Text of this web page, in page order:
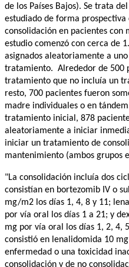
de los Países Bajos). Se trata
estudiado de forma
consolidación en pacientes con
estudio comenzó con cerca de
asignados aleatoriamente a
tratamiento.  Alrededor de 500
tratamiento que no incluía un
resto, 700 pacientes fueron
madre individuales o en
tratamiento inicial, 878
aleatoriamente a iniciar
iniciar un tratamiento de
mantenimiento (ambos grupos
"La consolidación incluía dos
consistían en bortezomib IV o
mg/m2 los días 1, 4, 8 y 11;
por vía oral los días 1 a 21; y
mg por vía oral los días 1, 2, 4,
consistió en lenalidomida 10
enfermedad o una toxicidad
consolidación y de no